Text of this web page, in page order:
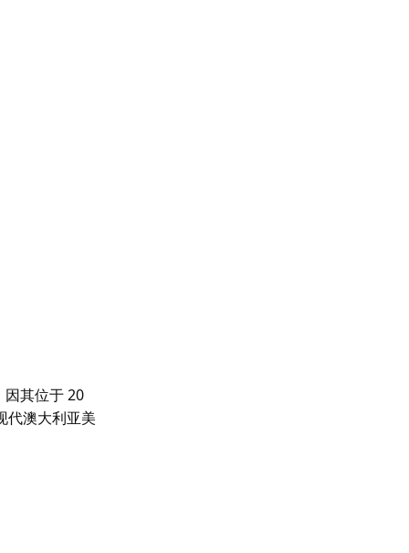
因其位于 20
代澳大利亚美